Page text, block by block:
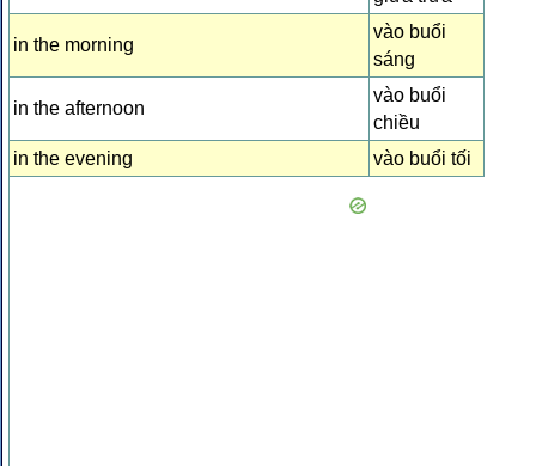
in the morning
vào buổi
sáng
in the afternoon
vào buổi
chiều
in the evening
vào buổi tối